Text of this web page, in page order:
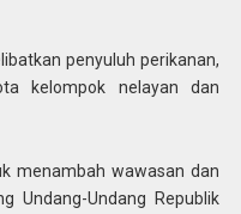
penyuluh perikanan,
kelompok nelayan dan
menambah wawasan dan
Undang-Undang Republik